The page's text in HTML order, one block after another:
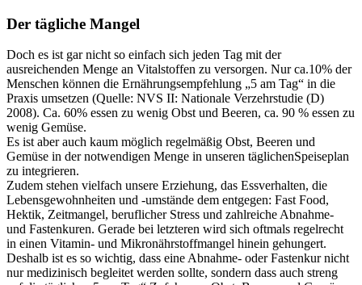
Der tägliche Mangel
Doch es ist gar nicht so einfach sich jeden Tag mit der
ausreichenden Menge an Vitalstoffen zu versorgen. Nur ca.10% der
Menschen können die Ernährungsempfehlung „5 am Tag“ in die
Praxis umsetzen (Quelle: NVS II: Nationale Verzehrstudie (D)
2008). Ca. 60% essen zu wenig Obst und Beeren, ca. 90 % essen zu
wenig Gemüse.
Es ist aber auch kaum möglich regelmäßig Obst, Beeren und
Gemüse in der notwendigen Menge in unseren täglichenSpeiseplan
zu integrieren.
Zudem stehen vielfach unsere Erziehung, das Essverhalten, die
Lebensgewohnheiten und -umstände dem entgegen: Fast Food,
Hektik, Zeitmangel, beruflicher Stress und zahlreiche Abnahme-
und Fastenkuren. Gerade bei letzteren wird sich oftmals regelrecht
in einen Vitamin- und Mikronährstoffmangel hinein gehungert.
Deshalb ist es so wichtig, dass eine Abnahme- oder Fastenkur nicht
nur medizinisch begleitet werden sollte, sondern dass auch streng